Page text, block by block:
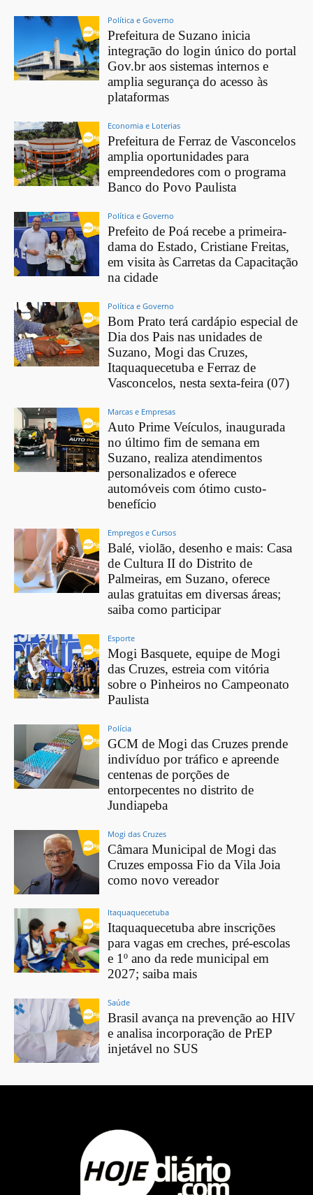
Política e Governo
Prefeitura de Suzano inicia
integração do login único do portal
Gov.br aos sistemas internos e
amplia segurança do acesso às
plataformas
Economia e Loterias
Prefeitura de Ferraz de Vasconcelos
amplia oportunidades para
empreendedores com o programa
Banco do Povo Paulista
Política e Governo
Prefeito de Poá recebe a primeira-
dama do Estado, Cristiane Freitas,
em visita às Carretas da Capacitação
na cidade
Política e Governo
Bom Prato terá cardápio especial de
Dia dos Pais nas unidades de
Suzano, Mogi das Cruzes,
Itaquaquecetuba e Ferraz de
Vasconcelos, nesta sexta-feira (07)
Marcas e Empresas
Auto Prime Veículos, inaugurada
no último fim de semana em
Suzano, realiza atendimentos
personalizados e oferece
automóveis com ótimo custo-
benefício
Empregos e Cursos
Balé, violão, desenho e mais: Casa
de Cultura II do Distrito de
Palmeiras, em Suzano, oferece
aulas gratuitas em diversas áreas;
saiba como participar
Esporte
Mogi Basquete, equipe de Mogi
das Cruzes, estreia com vitória
sobre o Pinheiros no Campeonato
Paulista
Polícia
GCM de Mogi das Cruzes prende
indivíduo por tráfico e apreende
centenas de porções de
entorpecentes no distrito de
Jundiapeba
Mogi das Cruzes
Câmara Municipal de Mogi das
Cruzes empossa Fio da Vila Joia
como novo vereador
Itaquaquecetuba
Itaquaquecetuba abre inscrições
para vagas em creches, pré-escolas
e 1º ano da rede municipal em
2027; saiba mais
Saúde
Brasil avança na prevenção ao HIV
e analisa incorporação de PrEP
injetável no SUS